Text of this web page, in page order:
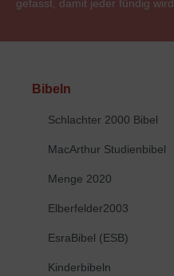
gefasst, damit jeder fündig wird.
Bibeln
Schlachter 2000 Bibel
MacArthur Studienbibel
Menge 2020
Elberfelder2003
EsraBibel (ESB)
Kinderbibeln